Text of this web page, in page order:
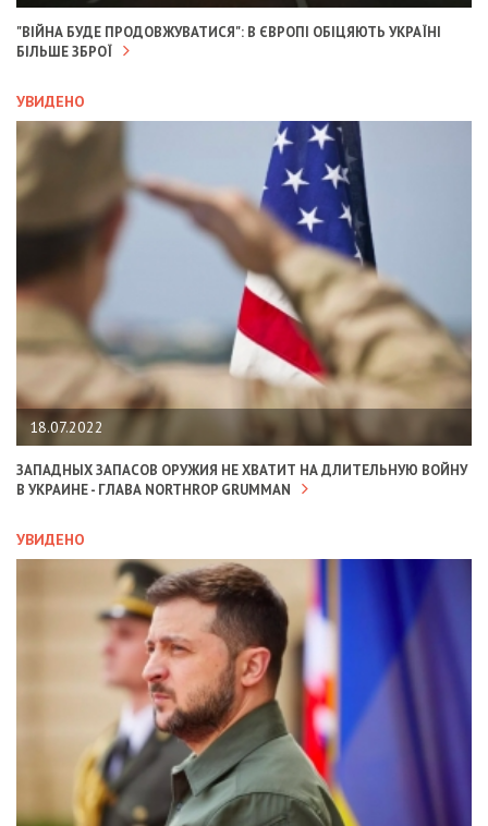
"ВІЙНА БУДЕ ПРОДОВЖУВАТИСЯ": В ЄВРОПІ ОБІЦЯЮТЬ УКРАЇНІ
БІЛЬШЕ ЗБРОЇ
УВИДЕНО
18.07.2022
ЗАПАДНЫХ ЗАПАСОВ ОРУЖИЯ НЕ ХВАТИТ НА ДЛИТЕЛЬНУЮ ВОЙНУ
В УКРАИНЕ - ГЛАВА NORTHROP GRUMMAN
УВИДЕНО